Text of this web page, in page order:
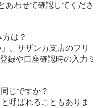
あわせて確認してくださ
は？
、サザンカ支店のフリ
録や口座確認時の入力ミ
じですか？
呼ばれることもありま